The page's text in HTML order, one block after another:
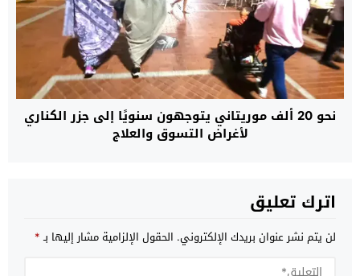
نحو 20 ألف موريتاني يتوجهون سنويًا إلى جزر الكناري
لأغراض التسوق والعلاج
اترك تعليق
لن يتم نشر عنوان بريدك الإلكتروني. الحقول الإلزامية مشار إليها بـ*